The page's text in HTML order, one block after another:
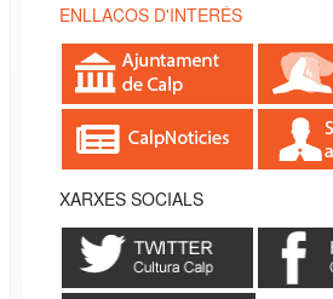
ENLLAÇOS D'INTERÉS
XARXES SOCIALS